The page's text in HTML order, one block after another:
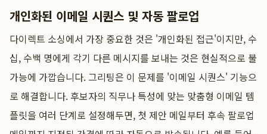
개인화된 이메일 시퀀스 및 자동 팔로업
다이렉트 소싱에서 가장 중요한 것은 '개인화된 접근'이지만, 수
십, 수백 명에게 각기 다른 메시지를 보내는 것은 현실적으로 불
가능에 가깝습니다. 그리팅은 이 문제를 '이메일 시퀀스' 기능으
로 해결합니다. 후보자의 직무나 특성에 맞는 맞춤형 이메일 템
플릿을 여러 단계로 설정해두면, 첫 제안 메일부터 후속 팔로업